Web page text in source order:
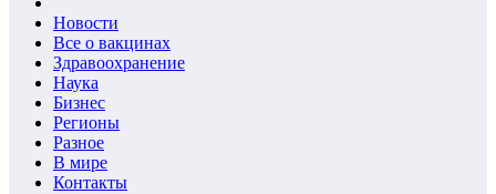
Новости
Все о вакцинах
Здравоохранение
Наука
Бизнес
Регионы
Разное
В мире
Контакты